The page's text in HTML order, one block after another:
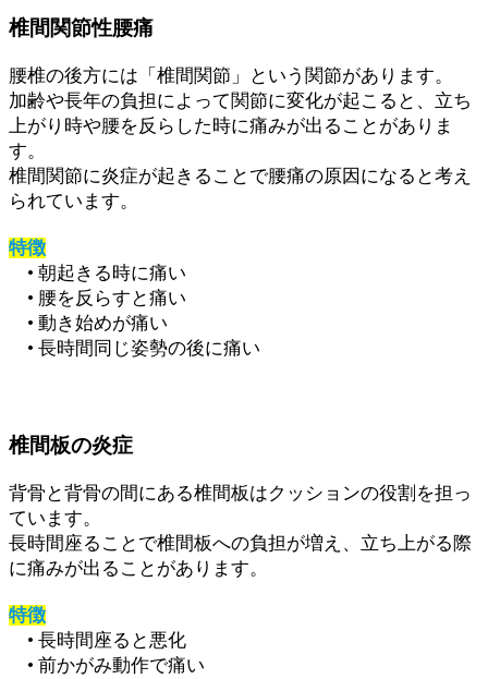
椎間関節性腰痛
腰椎の後方には「椎間関節」という関節があります。
加齢や長年の負担によって関節に変化が起こると、立ち
上がり時や腰を反らした時に痛みが出ることがありま
す。
椎間関節に炎症が起きることで腰痛の原因になると考え
られています。
特徴
• 朝起きる時に痛い
• 腰を反らすと痛い
• 動き始めが痛い
• 長時間同じ姿勢の後に痛い
椎間板の炎症
背骨と背骨の間にある椎間板はクッションの役割を担っ
ています。
長時間座ることで椎間板への負担が増え、立ち上がる際
に痛みが出ることがあります。
特徴
• 長時間座ると悪化
• 前かがみ動作で痛い